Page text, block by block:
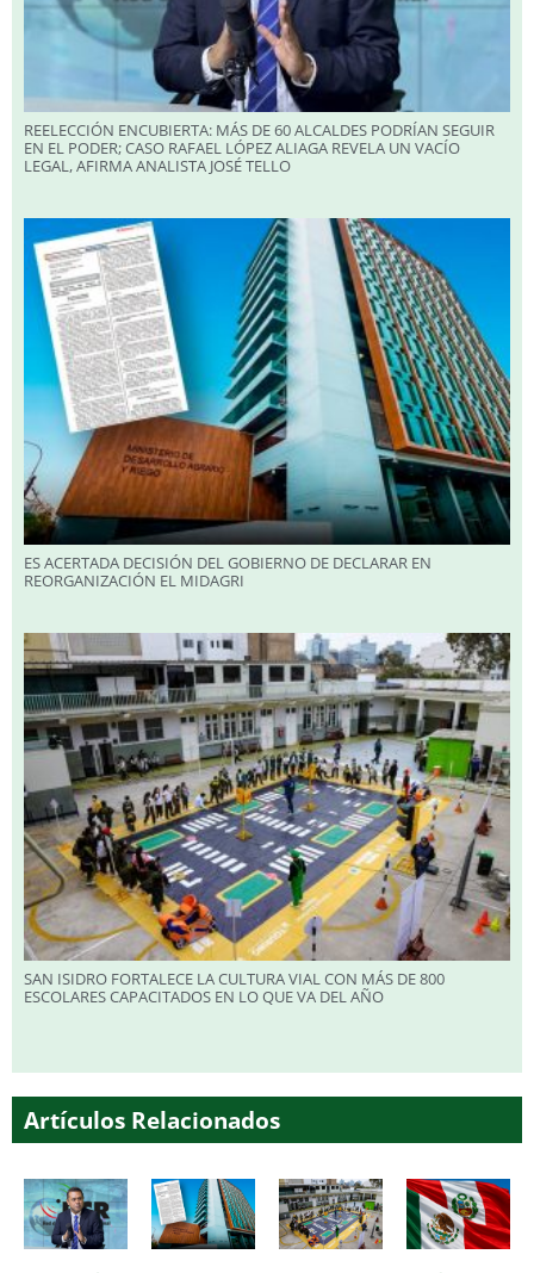
REELECCIÓN ENCUBIERTA: MÁS DE 60 ALCALDES PODRÍAN SEGUIR
EN EL PODER; CASO RAFAEL LÓPEZ ALIAGA REVELA UN VACÍO
LEGAL, AFIRMA ANALISTA JOSÉ TELLO
ES ACERTADA DECISIÓN DEL GOBIERNO DE DECLARAR EN
REORGANIZACIÓN EL MIDAGRI
SAN ISIDRO FORTALECE LA CULTURA VIAL CON MÁS DE 800
ESCOLARES CAPACITADOS EN LO QUE VA DEL AÑO
Artículos Relacionados